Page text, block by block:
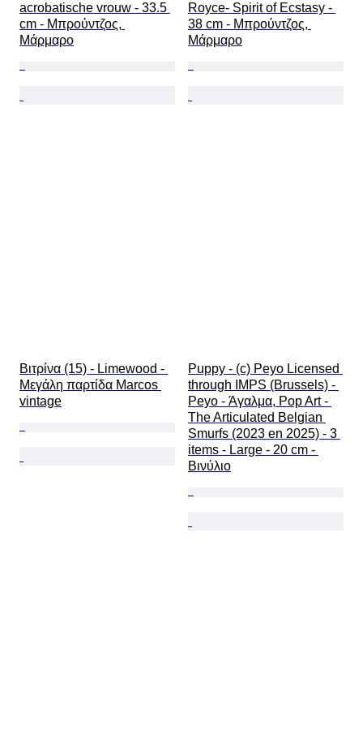
acrobatische vrouw - 33.5
cm - Μπρούντζος,
Μάρμαρο
Royce- Spirit of Ecstasy -
38 cm - Μπρούντζος,
Μάρμαρο
Βιτρίνα (15) - Limewood -
Μεγάλη παρτίδα Marcos
vintage
Puppy - (c) Peyo Licensed
through IMPS (Brussels) -
Peyo - Άγαλμα, Pop Art -
The Articulated Belgian
Smurfs (2023 en 2025) - 3
items - Large - 20 cm -
Βινύλιο